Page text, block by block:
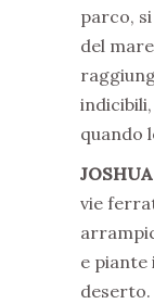
parco,
del
quando
vie
e piante
deserto.